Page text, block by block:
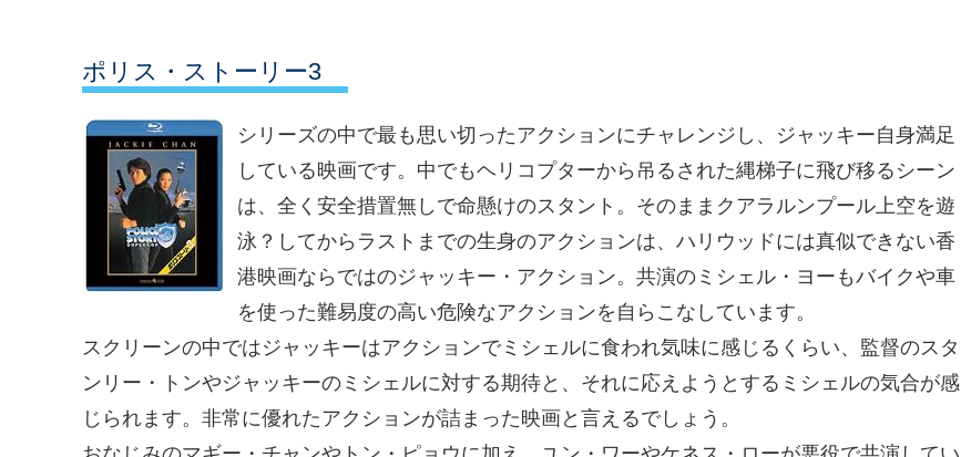
ポリス・ストーリー3
シリーズの中で最も思い切ったアクションにチャレンジし、ジャッキー自身満足
している映画です。中でもヘリコプターから吊るされた縄梯子に飛び移るシーン
は、全く安全措置無しで命懸けのスタント。そのままクアラルンプール上空を遊
泳？してからラストまでの生身のアクションは、ハリウッドには真似できない香
港映画ならではのジャッキー・アクション。共演のミシェル・ヨーもバイクや車
を使った難易度の高い危険なアクションを自らこなしています。
スクリーンの中ではジャッキーはアクションでミシェルに食われ気味に感じるくらい、監督のスタ
ンリー・トンやジャッキーのミシェルに対する期待と、それに応えようとするミシェルの気合が感
じられます。非常に優れたアクションが詰まった映画と言えるでしょう。